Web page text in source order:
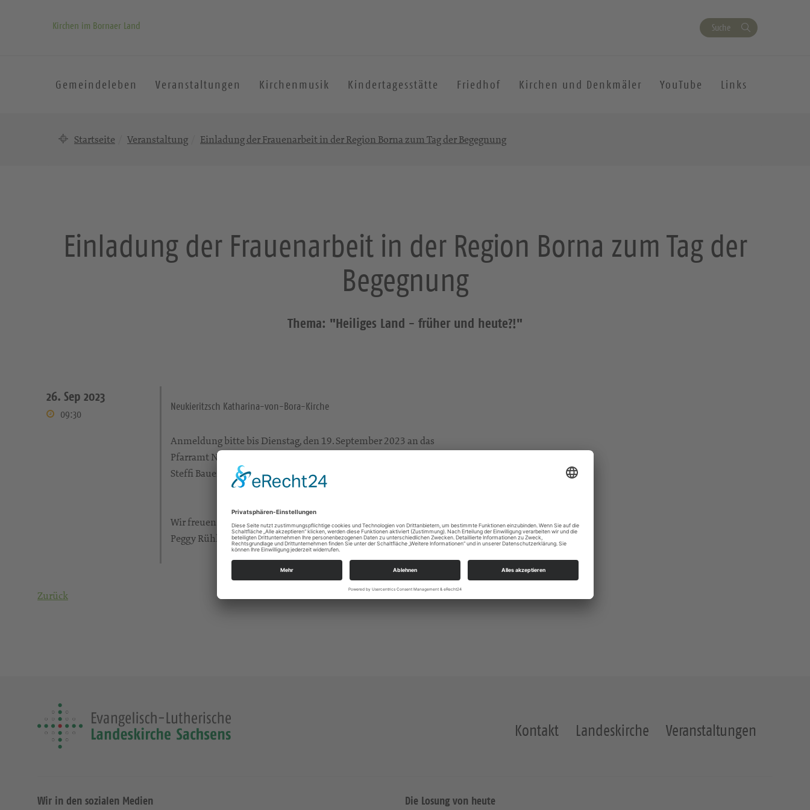
Kirchen im Bornaer Land Suche
Gemeindeleben Veranstaltungen Kirchenmusik Kindertagesstätte Friedhof Kirchen und Denkmäler YouTube Links
Startseite Veranstaltung Einladung der Frauenarbeit in der Region Borna zum Tag der Begegnung
Einladung der Frauenarbeit in der Region Borna zum Tag der
Begegnung
Thema: "Heiliges Land - früher und heute?!"
26. Sep 2023
09:30
Neukieritzsch Katharina-von-Bora-Kirche
Anmeldung bitte bis Dienstag, den 19. September 2023 an das
Pfarramt Neukieritzsch, Tel.: 03433-918019 oder an
Steffi Bauer Tel. 0177-6228698 o. 03433-7881779
Wir freuen uns auf unsere gemeinsame Zeit
Peggy Rühle und Steffi Bauer
Zurück
Kontakt Landeskirche Veranstaltungen
Wir in den sozialen Medien Die Losung von heute